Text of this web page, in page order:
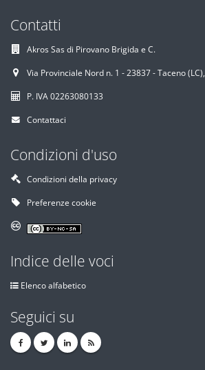
Contatti
Akros Sas di Pirovano Brigida e C.
Via Provinciale Nord n. 1 - 23837 - Taceno
P. IVA 02263080133
Contattaci
Condizioni d'uso
Condizioni della privacy
Preferenze cookie
Indice delle voci
Elenco alfabetico
Seguici su